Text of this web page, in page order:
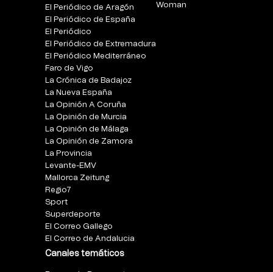
El Periódico de Aragón
El Periódico de España
El Periódico
El Periódico de Extremadura
El Periódico Mediterráneo
Faro de Vigo
La Crónica de Badajoz
La Nueva España
La Opinión A Coruña
La Opinión de Murcia
La Opinión de Málaga
La Opinión de Zamora
La Provincia
Levante-EMV
Mallorca Zeitung
Regio7
Sport
Superdeporte
El Correo Gallego
El Correo de Andalucia
Canales temáticos
Woman